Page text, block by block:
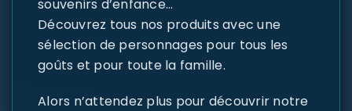
souvenirs d’enfance…
Découvrez tous nos produits avec une
sélection de personnages pour tous les
goûts et pour toute la famille.
Alors n’attendez plus pour découvrir notre